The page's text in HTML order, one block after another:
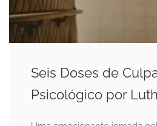
Seis Doses de
Psicológico por